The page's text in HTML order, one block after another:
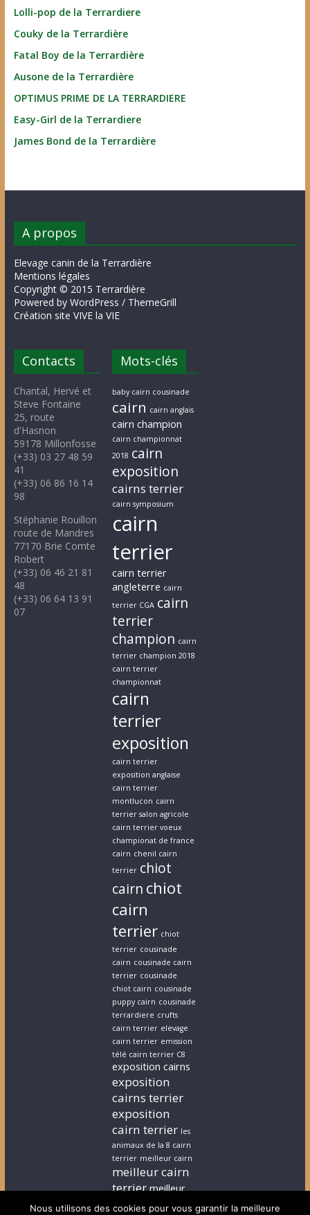
Lolli-pop de la Terrardiere
Couky de la Terrardière
Fatal Boy de la Terrardière
Ausone de la Terrardière
OPTIMUS PRIME DE LA TERRARDIERE
Easy-Girl de la Terrardiere
James Bond de la Terrardière
A propos
Elevage canin de la Terrardière
Mentions légales
Copyright © 2015 Terrardière
Powered by WordPress / ThemeGrill
Création site VIVE la VIE
Contacts
Chantal, Hervé et
Steve Fontaine
25, route
d'Hasnon
59178 Millonfosse
(+33) 03 27 48 59
41
(+33) 06 86 16 14
98
Stéphanie Rouillon
route de Mandres
77170 Brie Comte
Robert
(+33) 06 46 21 81
48
(+33) 06 64 13 91
07
Mots-clés
baby cairn cousinade
cairn cairn anglais
cairn champion
cairn championnat
2018 cairn
exposition
cairns terrier
cairn symposium
cairn
terrier
cairn terrier
angleterre cairn
terrier CGA cairn
terrier
champion cairn
terrier champion 2018
cairn terrier
championnat
cairn
terrier
exposition
cairn terrier
exposition anglaise
cairn terrier
montlucon cairn
terrier salon agricole
cairn terrier voeux
championat de france
cairn chenil cairn
terrier chiot
cairn chiot
cairn
terrier chiot
terrier cousinade
cairn cousinade cairn
terrier cousinade
chiot cairn cousinade
puppy cairn cousinade
terrardiere crufts
cairn terrier elevage
cairn terrier emission
télé cairn terrier C8
exposition cairns
exposition
cairns terrier
exposition
cairn terrier les
animaux de la 8 cairn
terrier meilleur cairn
meilleur cairn
terrier meilleur
elevage cairn
Nous utilisons des cookies pour vous garantir la meilleure